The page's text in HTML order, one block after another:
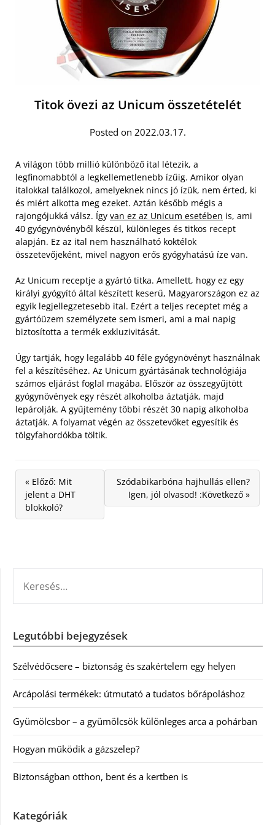
Titok övezi az Unicum összetételét
Posted on 2022.03.17.
A világon több millió különböző ital létezik, a
legfinomabbtól a legkellemetlenebb ízűig. Amikor olyan
italokkal találkozol, amelyeknek nincs jó ízük, nem érted, ki
és miért alkotta meg ezeket. Aztán később mégis a
rajongójukká válsz. Így van ez az Unicum esetében is, ami
40 gyógynövényből készül, különleges és titkos recept
alapján. Ez az ital nem használható koktélok
összetevőjeként, mivel nagyon erős gyógyhatású íze van.
Az Unicum receptje a gyártó titka. Amellett, hogy ez egy
királyi gyógyító által készített keserű, Magyarországon ez az
egyik legjellegzetesebb ital. Ezért a teljes receptet még a
gyártóüzem személyzete sem ismeri, ami a mai napig
biztosította a termék exkluzivitását.
Úgy tartják, hogy legalább 40 féle gyógynövényt használnak
fel a készítéséhez. Az Unicum gyártásának technológiája
számos eljárást foglal magába. Először az összegyűjtött
gyógynövények egy részét alkoholba áztatják, majd
lepárolják. A gyűjtemény többi részét 30 napig alkoholba
áztatják. A folyamat végén az összetevőket egyesítik és
tölgyfahordókba töltik.
« Előző: Mit
jelent a DHT
blokkoló?
Szódabikarbóna hajhullás ellen?
Igen, jól olvasod! :Következő »
Legutóbbi bejegyzések
Szélvédőcsere – biztonság és szakértelem egy helyen
Arcápolási termékek: útmutató a tudatos bőrápoláshoz
Gyümölcsbor – a gyümölcsök különleges arca a pohárban
Hogyan működik a gázszelep?
Biztonságban otthon, bent és a kertben is
Kategóriák